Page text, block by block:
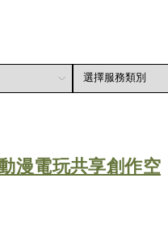
漫電玩共享創作空